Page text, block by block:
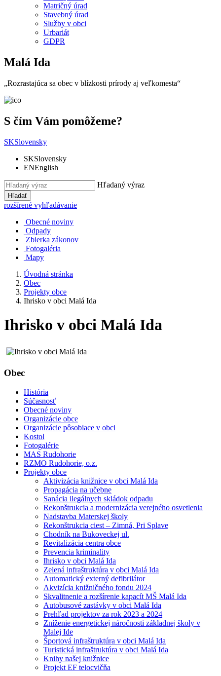
Matričný úrad
Stavebný úrad
Služby v obci
Urbariát
GDPR
Malá Ida
„Rozrastajúca sa obec v blízkosti prírody aj veľkomesta“
S čím Vám pomôžeme?
SKSlovensky
SKSlovensky
ENEnglish
Hľadaný výraz
Hľadať
rozšírené vyhľadávanie
Obecné noviny
Odpady
Zbierka zákonov
Fotogaléria
Mapy
Úvodná stránka
Obec
Projekty obce
Ihrisko v obci Malá Ida
Ihrisko v obci Malá Ida
Obec
História
Súčasnosť
Obecné noviny
Organizácie obce
Organizácie pôsobiace v obci
Kostol
Fotogalérie
MAS Rudohorie
RZMO Rudohorie, o.z.
Projekty obce
Aktivizácia knižnice v obci Malá Ida
Propagácia na učebne
Sanácia ilegálnych skládok odpadu
Rekonštrukcia a modernizácia verejného osvetlenia
Nadstavba Materskej školy
Rekonštrukcia ciest – Zimná, Pri Splave
Chodník na Bukoveckej ul.
Revitalizácia centra obce
Prevencia kriminality
Ihrisko v obci Malá Ida
Zelená infraštruktúra v obci Malá Ida
Automatický externý defibrilátor
Akvizícia knižničného fondu 2024
Skvalitnenie a rozšírenie kapacít MŠ Malá Ida
Autobusové zastávky v obci Malá Ida
Prehľad projektov za rok 2023 a 2024
Zníženie energetickej náročnosti základnej školy v
Malej Ide
Športová infraštruktúra v obci Malá Ida
Turistická infraštruktúra v obci Malá Ida
Knihy našej knižnice
Projekt EF telocvičňa